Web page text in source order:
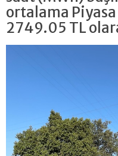
ortalama Piyasa
2749.05 TL